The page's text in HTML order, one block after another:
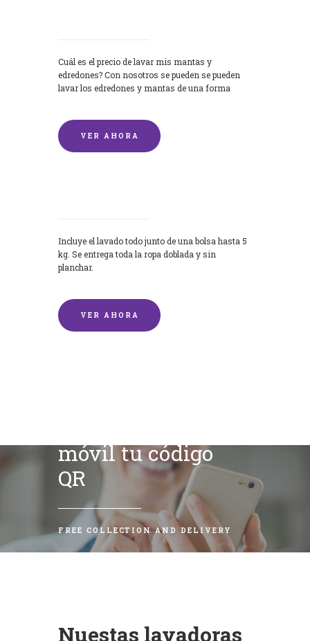
Cuál es el precio de lavar mis mantas y
edredones? Con nosotros se pueden se pueden
lavar los edredones y mantas de una forma
VER AHORA
Incluye el lavado todo junto de una bolsa hasta 5
kg. Se entrega toda la ropa doblada y sin
planchar.
VER AHORA
móvil tu código
QR
FREE COLLECTION AND DELIVERY
Nuestas lavadoras